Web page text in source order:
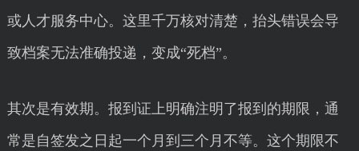
或人才服务中心。这里千万核对清楚，抬头错误会导
致档案无法准确投递，变成“死档”。
其次是有效期。报到证上明确注明了报到的期限，通
常是自签发之日起一个月到三个月不等。这个期限不